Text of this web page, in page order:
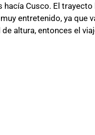
hacía Cusco. El
entretenido, ya que
altura, entonces el